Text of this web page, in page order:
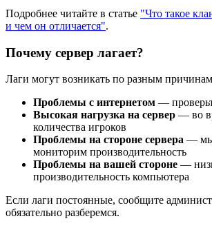
Подробнее читайте в статье "Что такое
и чем он отличается".
Почему сервер лагает?
Лаги могут возникать по разным
Проблемы с интернетом —
Высокая нагрузка на сервер — во
количества игроков
Проблемы на стороне сервера — мы
мониторим производительность
Проблемы на вашей стороне —
производительность компьютера
Если лаги постоянные, сообщите
обязательно разберемся.